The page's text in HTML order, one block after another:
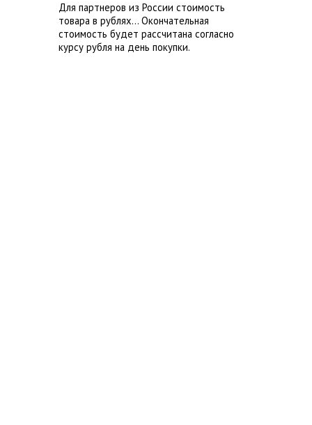
Для партнеров из России стоимость
товара в рублях... Окончательная
стоимость будет рассчитана согласно
курсу рубля на день покупки.